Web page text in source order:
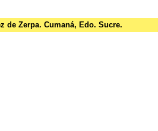
de Zerpa. Cumaná, Edo. Sucre.